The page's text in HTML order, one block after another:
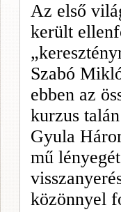
Az első
került
Szabó
ebben az
kurzus
Gyula
mű
közönnyel